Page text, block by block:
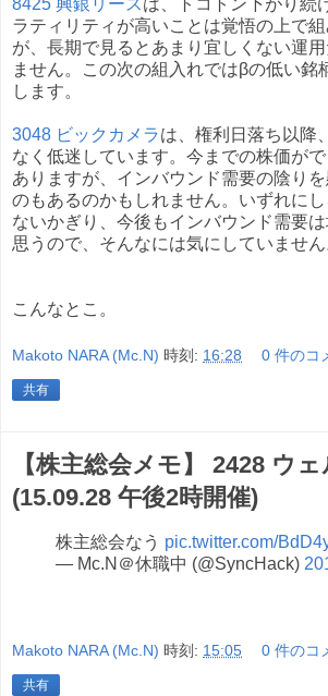
ラティリティが高いことは覚悟の上で
が、長期で見るとあまり宜しくない運
ません。この次の組入れではβの低い銘
します。
3048 ビックカメラは、権利日落ち以降
なく低迷しています。今までの株価が
ありますが、インバウンド需要の陰り
のもあるのかもしれません。いずれに
ないかぎり、今後もインバウンド需要
思うので、そんなには気にしていません
こんなとこ。
Makoto NARA (Mc.N) 時刻: 16:28 0 件のコ
共有
【株主総会メモ】 2428 ウ
(15.09.28 午後2時開催)
株主総会なう pic.twitter.com/
— Mc.N＠休職中 (@SyncHack)
Makoto NARA (Mc.N) 時刻: 15:05 0 件のコ
共有